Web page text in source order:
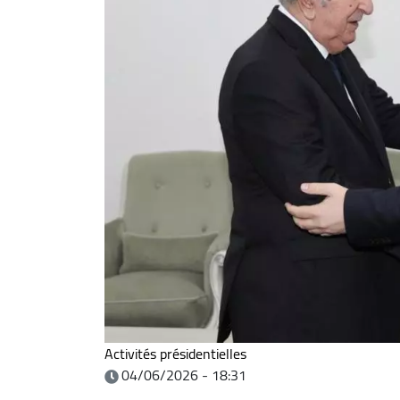
Activités présidentielles
04/06/2026 - 18:31